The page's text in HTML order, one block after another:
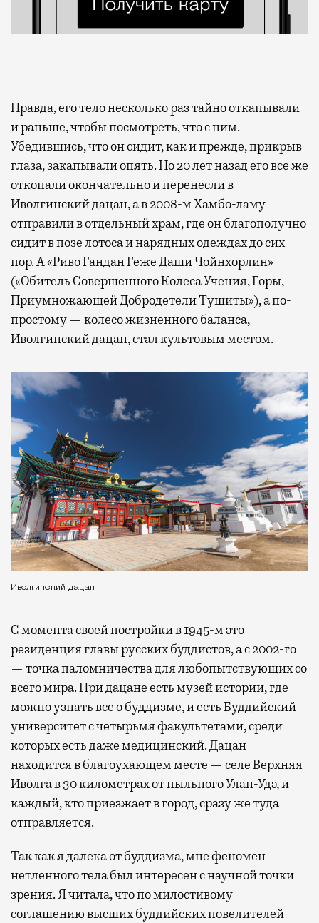
Правда, его тело несколько раз тайно откапывали
и раньше, чтобы посмотреть, что с ним.
Убедившись, что он сидит, как и прежде, прикрыв
глаза, закапывали опять. Но 20 лет назад его все же
откопали окончательно и перенесли в
Иволгинский дацан, а в 2008-м Хамбо-ламу
отправили в отдельный храм, где он благополучно
сидит в позе лотоса и нарядных одеждах до сих
пор. А «Риво Гандан Геже Даши Чойнхорлин»
(«Обитель Совершенного Колеса Учения, Горы,
Приумножающей Добродетели Тушиты»), а по-
простому — колесо жизненного баланса,
Иволгинский дацан, стал культовым местом.
Иволгинский дацан
С момента своей постройки в 1945-м это
резиденция главы русских буддистов, а с 2002-го
— точка паломничества для любопытствующих со
всего мира. При дацане есть музей истории, где
можно узнать все о буддизме, и есть Буддийский
университет с четырьмя факультетами, среди
которых есть даже медицинский. Дацан
находится в благоухающем месте — селе Верхняя
Иволга в 30 километрах от пыльного Улан-Удэ, и
каждый, кто приезжает в город, сразу же туда
отправляется.
Так как я далека от буддизма, мне феномен
нетленного тела был интересен с научной точки
зрения. Я читала, что по милостивому
соглашению высших буддийских повелителей